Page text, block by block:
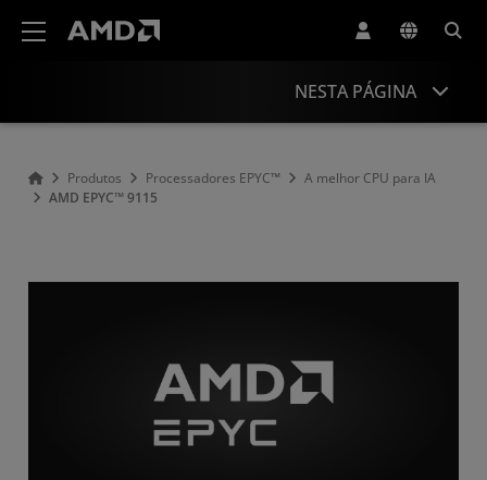
NESTA PÁGINA
Produtos Processadores EPYC™
A melhor CPU para IA
AMD EPYC™ 9115